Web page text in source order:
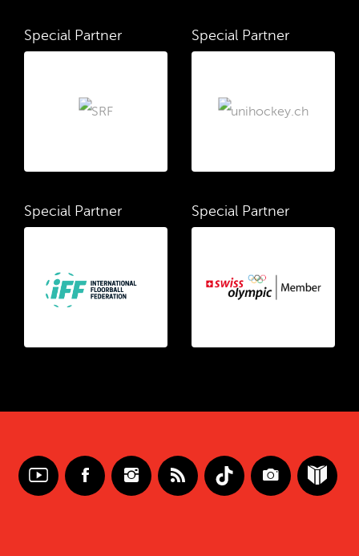
Special Partner Special Partner
Special Partner Special Partner